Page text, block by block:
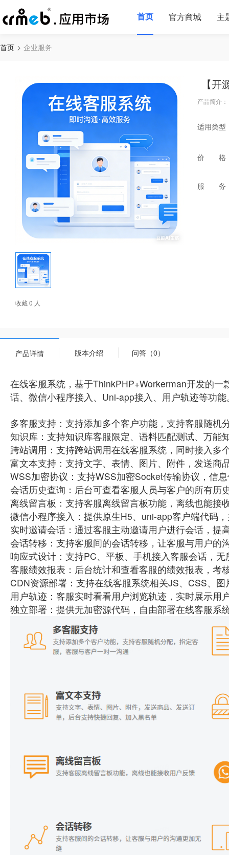
首页 官方商城 主
首页 企业服务
收藏 0 人
【
产品简介
适用类型
价 格
服 务
产品详情 版本介绍 问答（0）
在线客服系统，基于ThinkPHP+Workerman开发的
话、微信小程序接入、Uni-app接入、用户轨迹等功能
多客服支持：支持添加多个客户功能，支持客服随机
知识库：支持知识库客服限定、语料匹配测试、万能
跨站调用：支持跨站调用在线客服系统，同时接入多
富文本支持：支持文字、表情、图片、附件，发送商
WSS加密协议：支持WSS加密Socket传输协议，信
会话历史查询：后台可查看客服人员与客户的所有历
离线留言板：支持客服离线留言板功能，离线也能接
微信小程序接入：提供原生H5、uni-app客户端代码
实时邀请会话：通过客服主动邀请用户进行会话，提
会话转移：支持客服间的会话转移，让客服与用户的
响应式设计：支持PC、平板、手机接入客服会话，
客服绩效报表：后台统计和查看客服的绩效报表，考
CDN资源部署：支持在线客服系统相关JS、CSS、
用户轨迹：客服实时看看用户浏览轨迹，实时展示用
独立部署：提供无加密源代码，自由部署在线客服系